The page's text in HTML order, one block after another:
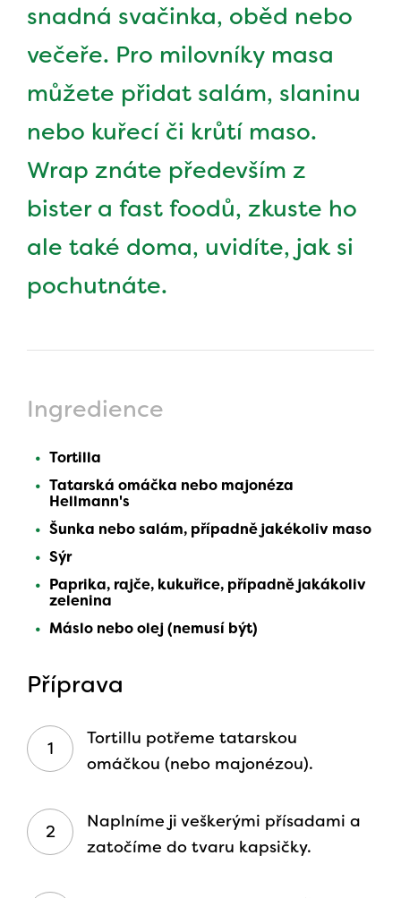
snadná svačinka, oběd nebo
večeře. Pro milovníky masa
můžete přidat salám, slaninu
nebo kuřecí či krůtí maso.
Wrap znáte především z
bister a fast foodů, zkuste ho
ale také doma, uvidíte, jak si
pochutnáte.
Ingredience
Tortilla
Tatarská omáčka nebo majonéza
Hellmann's
Šunka nebo salám, případně jakékoliv maso
Sýr
Paprika, rajče, kukuřice, případně jakákoliv
zelenina
Máslo nebo olej (nemusí být)
Příprava
Tortillu potřeme tatarskou
omáčkou (nebo majonézou).
Naplníme ji veškerými přísadami a
zatočíme do tvaru kapsičky.